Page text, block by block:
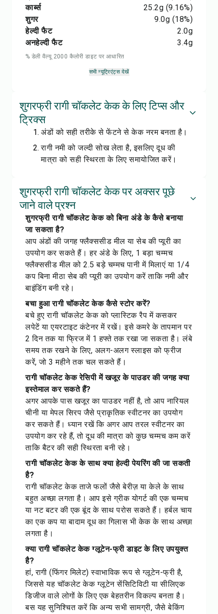
कार्ब्स
25.2g (9.16%)
शुगर
9.0g (18%)
हेल्दी फैट
2.0g
अनहेल्दी फैट
3.4g
% डेली वैल्यू 2000 कैलोरी डाइट पर आधारित
सभी न्यूट्रिएंट्स देखें
शुगरफ्री रागी चॉकलेट केक के लिए टिप्स और
ट्रिक्स
अंडों को सही तरीके से फेंटने से केक नरम बनता है।
रागी नमी को जल्दी सोख लेता है, इसलिए दूध की
मात्रा को सही स्थिरता के लिए समायोजित करें।
शुगरफ्री रागी चॉकलेट केक पर अक्सर पूछे
जाने वाले प्रश्न
शुगरफ्री रागी चॉकलेट केक को बिना अंडे के कैसे बनाया
जा सकता है?
आप अंडों की जगह फ्लैक्ससीड मील या सेब की प्यूरी का
उपयोग कर सकते हैं। हर अंडे के लिए, 1 बड़ा चम्मच
फ्लैक्ससीड मील को 2.5 बड़े चम्मच पानी में मिलाएं या 1/4
कप बिना मीठा सेब की प्यूरी का उपयोग करें ताकि नमी और
बाइंडिंग बनी रहे।
बचा हुआ रागी चॉकलेट केक कैसे स्टोर करें?
बचे हुए रागी चॉकलेट केक को प्लास्टिक रैप में कसकर
लपेटें या एयरटाइट कंटेनर में रखें। इसे कमरे के तापमान पर
2 दिन तक या फ्रिज में 1 हफ्ते तक रखा जा सकता है। लंबे
समय तक रखने के लिए, अलग-अलग स्लाइस को फ्रीज
करें, जो 3 महीने तक चल सकते हैं।
रागी चॉकलेट केक रेसिपी में खजूर के पाउडर की जगह क्या
इस्तेमाल कर सकते हैं?
अगर आपके पास खजूर का पाउडर नहीं है, तो आप नारियल
चीनी या मेपल सिरप जैसे प्राकृतिक स्वीटनर का उपयोग
कर सकते हैं। ध्यान रखें कि अगर आप तरल स्वीटनर का
उपयोग कर रहे हैं, तो दूध की मात्रा को कुछ चम्मच कम करें
ताकि बैटर की सही स्थिरता बनी रहे।
रागी चॉकलेट केक के साथ क्या हेल्दी पेयरिंग की जा सकती
है?
रागी चॉकलेट केक ताजे फलों जैसे बेरीज़ या केले के साथ
बहुत अच्छा लगता है। आप इसे ग्रीक योगर्ट की एक चम्मच
या नट बटर की एक बूंद के साथ परोस सकते हैं। हर्बल चाय
का एक कप या बादाम दूध का गिलास भी केक के साथ अच्छा
लगता है।
क्या रागी चॉकलेट केक ग्लूटेन-फ्री डाइट के लिए उपयुक्त
है?
हां, रागी (फिंगर मिलेट) स्वाभाविक रूप से ग्लूटेन-फ्री है,
जिससे यह चॉकलेट केक ग्लूटेन सेंसिटिविटी या सीलिएक
डिजीज वाले लोगों के लिए एक बेहतरीन विकल्प बनता है।
बस यह सुनिश्चित करें कि अन्य सभी सामग्री, जैसे बेकिंग